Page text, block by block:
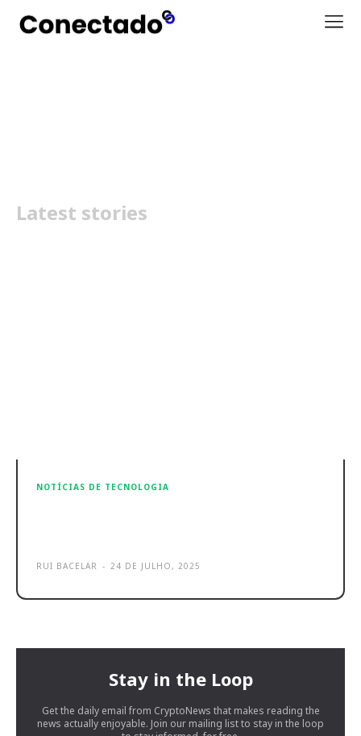
Latest stories
NOTÍCIAS DE TECNOLOGIA
RUI BACELAR - 24 DE JULHO, 2025
Stay in the Loop
Get the daily email from CryptoNews that makes reading the
news actually enjoyable. Join our mailing list to stay in the loop